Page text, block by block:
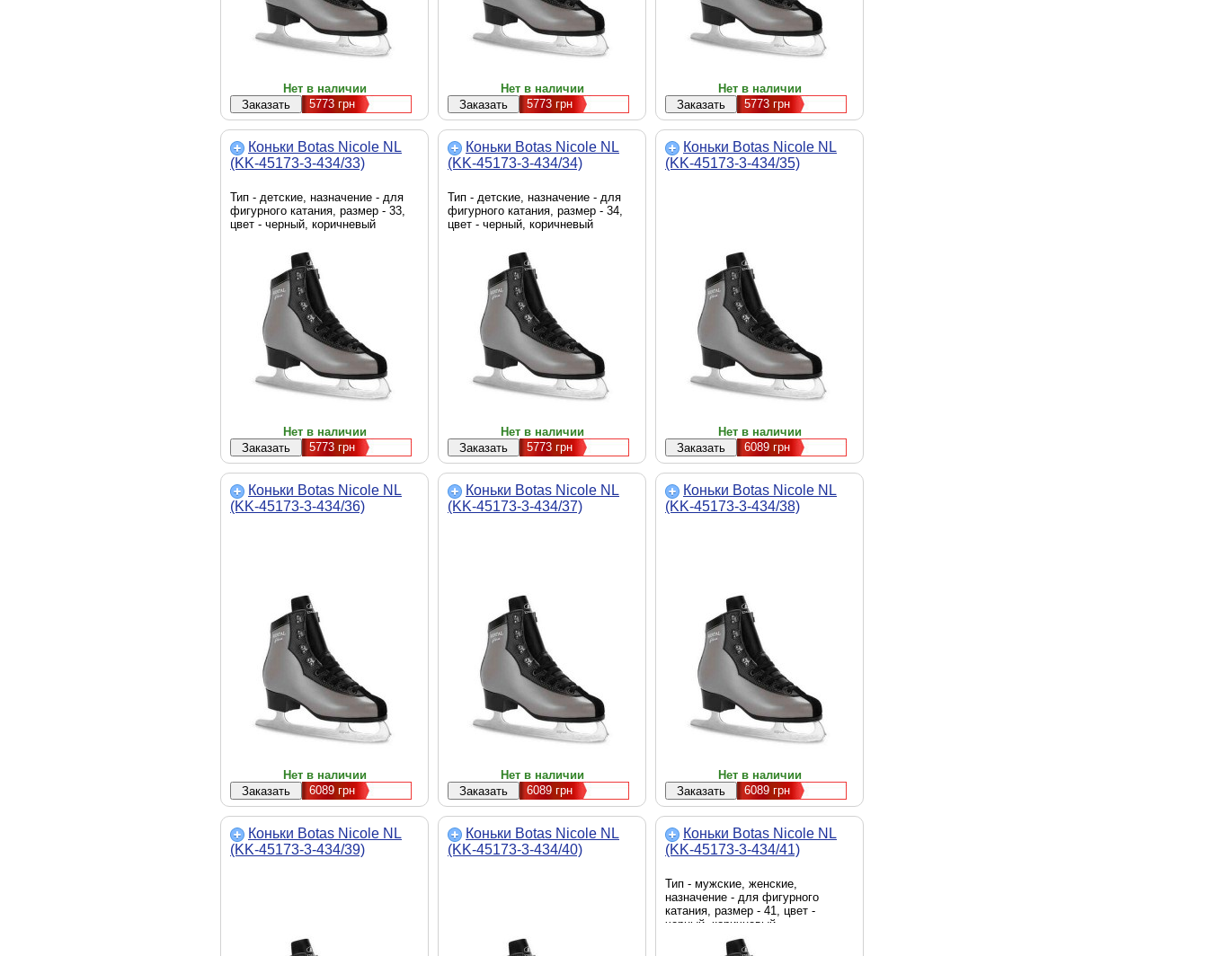
Нет в наличии
5773 грн
Нет в наличии
5773 грн
Нет в наличии
5773 грн
Коньки Botas Nicole NL
(KK-45173-3-434/33)
Тип - детские, назначение - для
фигурного катания, размер - 33,
цвет - черный, коричневый
Нет в наличии
5773 грн
Коньки Botas Nicole NL
(KK-45173-3-434/34)
Тип - детские, назначение - для
фигурного катания, размер - 34,
цвет - черный, коричневый
Нет в наличии
5773 грн
Коньки Botas Nicole NL
(KK-45173-3-434/35)
Нет в наличии
6089 грн
Коньки Botas Nicole NL
(KK-45173-3-434/36)
Нет в наличии
6089 грн
Коньки Botas Nicole NL
(KK-45173-3-434/37)
Нет в наличии
6089 грн
Коньки Botas Nicole NL
(KK-45173-3-434/38)
Нет в наличии
6089 грн
Коньки Botas Nicole NL
(KK-45173-3-434/39)
Коньки Botas Nicole NL
(KK-45173-3-434/40)
Коньки Botas Nicole NL
(KK-45173-3-434/41)
Тип - мужские, женские,
назначение - для фигурного
катания, размер - 41, цвет -
черный, коричневый